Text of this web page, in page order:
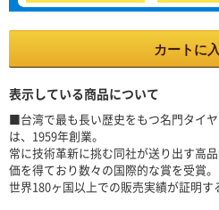
カートに
表示している商品について
■台湾で最も長い歴史をもつ名門タイ
は、1959年創業。
常に技術革新に挑む同社が送り出す高
価を得ており数々の国際的な賞を受賞。
世界180ヶ国以上での販売実績が証明す